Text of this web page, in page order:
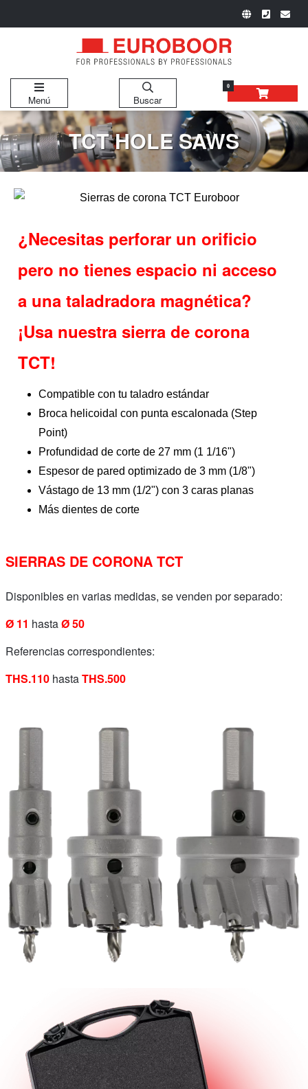
Menú Buscar
0
TCT HOLE SAWS
¿Necesitas perforar un orificio
pero no tienes espacio ni acceso
a una taladradora magnética?
¡Usa nuestra sierra de corona
TCT!
Compatible con tu taladro estándar
Broca helicoidal con punta escalonada (Step
Point)
Profundidad de corte de 27 mm (1 1/16")
Espesor de pared optimizado de 3 mm (1/8")
Vástago de 13 mm (1/2") con 3 caras planas
Más dientes de corte
SIERRAS DE CORONA TCT
Disponibles en varias medidas, se venden por separado:
Ø 11 hastaØ 50
Referencias correspondientes:
THS.110 hastaTHS.500